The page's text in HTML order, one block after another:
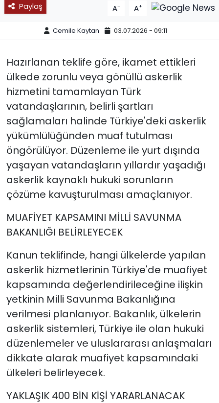
Paylaş A- A+
Cemile Kaytan 03.07.2026 - 09:11
Hazırlanan teklife göre, ikamet ettikleri
ülkede zorunlu veya gönüllü askerlik
hizmetini tamamlayan Türk
vatandaşlarının, belirli şartları
sağlamaları halinde Türkiye'deki askerlik
yükümlülüğünden muaf tutulması
öngörülüyor. Düzenleme ile yurt dışında
yaşayan vatandaşların yıllardır yaşadığı
askerlik kaynaklı hukuki sorunların
çözüme kavuşturulması amaçlanıyor.
MUAFİYET KAPSAMINI MİLLİ SAVUNMA
BAKANLIĞI BELİRLEYECEK
Kanun teklifinde, hangi ülkelerde yapılan
askerlik hizmetlerinin Türkiye'de muafiyet
kapsamında değerlendirileceğine ilişkin
yetkinin Milli Savunma Bakanlığına
verilmesi planlanıyor. Bakanlık, ülkelerin
askerlik sistemleri, Türkiye ile olan hukuki
düzenlemeler ve uluslararası anlaşmaları
dikkate alarak muafiyet kapsamındaki
ülkeleri belirleyecek.
YAKLAŞIK 400 BİN KİŞİ YARARLANACAK